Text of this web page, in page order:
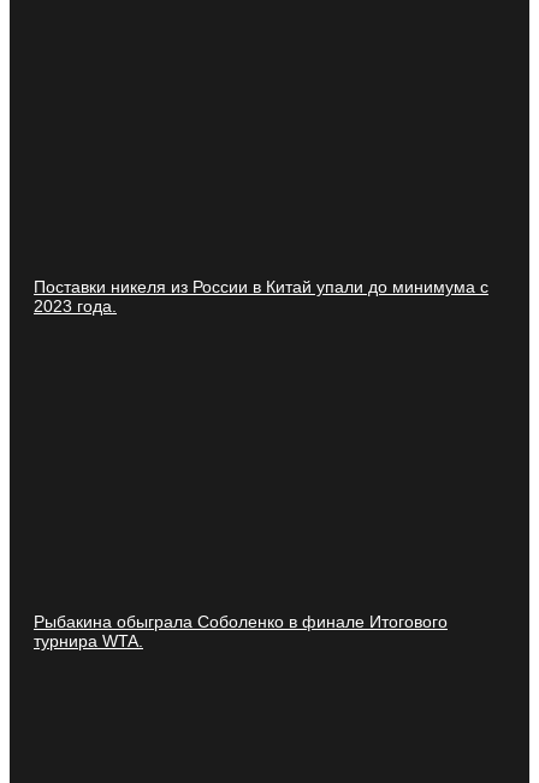
Поставки никеля из России в Китай упали до минимума с
2023 года.
Рыбакина обыграла Соболенко в финале Итогового
турнира WTA.